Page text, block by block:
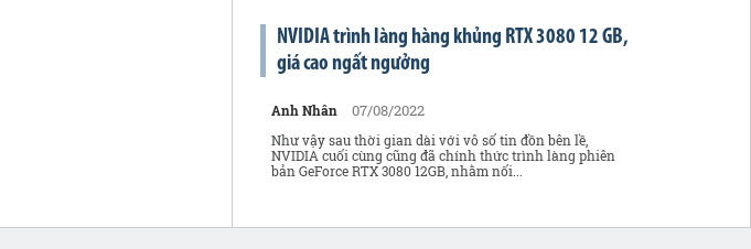
NVIDIA trình làng hàng khủng RTX 3080 12 GB,
giá cao ngất ngưởng
Anh Nhân 07/08/2022
Như vậy sau thời gian dài với vô số tin đồn bên lề,
NVIDIA cuối cùng cũng đã chính thức trình làng phiên
bản GeForce RTX 3080 12GB, nhằm nối...